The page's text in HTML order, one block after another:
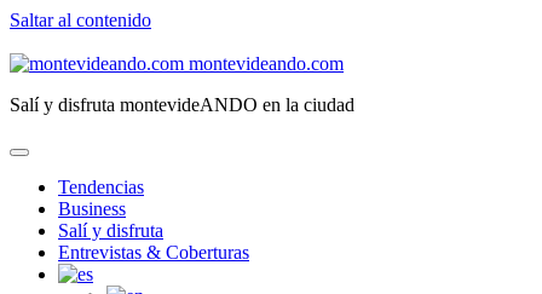
Saltar al contenido
montevideando.com
Salí y disfruta montevideANDO en la ciudad
Tendencias
Business
Salí y disfruta
Entrevistas & Coberturas